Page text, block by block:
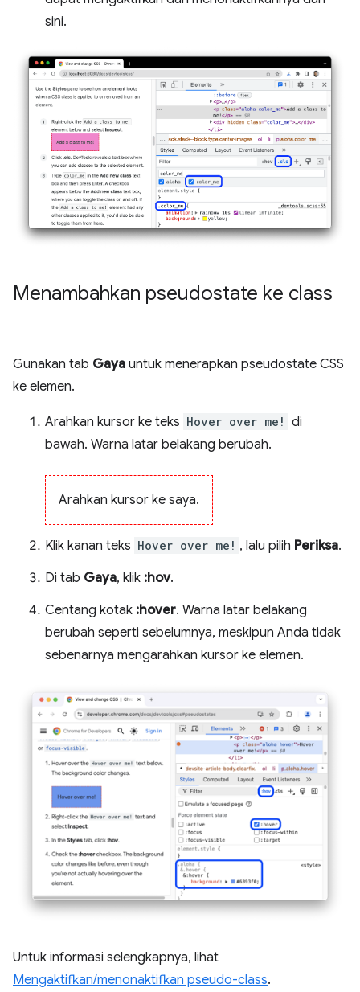
sini.
Menambahkan pseudostate ke class
Gunakan tab Gaya untuk menerapkan pseudostate CSS
ke elemen.
Arahkan kursor ke teks Hover over me! di
bawah. Warna latar belakang berubah.
Arahkan kursor ke saya.
Klik kanan teks Hover over me! , lalu pilih Periksa.
Di tab Gaya, klik :hov.
Centang kotak :hover. Warna latar belakang
berubah seperti sebelumnya, meskipun Anda tidak
sebenarnya mengarahkan kursor ke elemen.
Untuk informasi selengkapnya, lihat
Mengaktifkan/menonaktifkan pseudo-class.